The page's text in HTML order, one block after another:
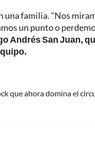
una familia. "Nos
un punto o
Andrés San Juan,
que ahora domina el